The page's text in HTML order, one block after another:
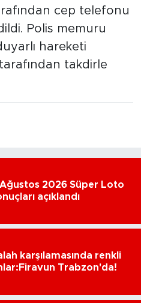
cep telefonu
Polis memuru
hareketi
takdirle
2026 Süper Loto
açıklandı
karşılamasında renkli
Trabzon'da!